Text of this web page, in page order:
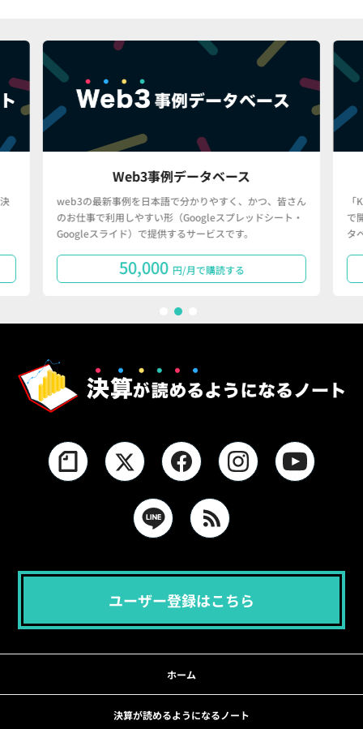
Web3事例データベース
web3の最新事例を日本語で分かりやすく、かつ、皆さん
のお仕事で利用しやすい形（Googleスプレッドシート・
Googleスライド）で提供するサービスです。
50,000 円/月で購読する
で
タ
ユーザー登録はこちら
ホーム
決算が読めるようになるノート